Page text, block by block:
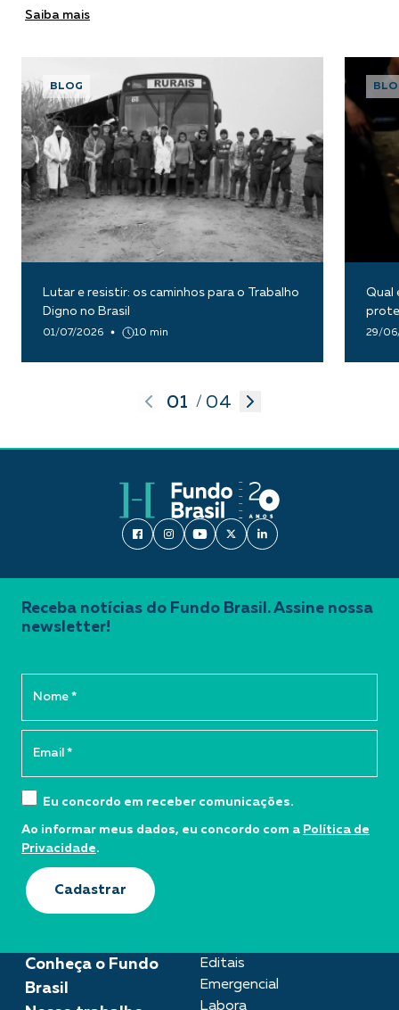
Saiba mais
BLOG
Lutar e resistir: os caminhos para o Trabalho
Digno no Brasil
01/07/2026 10 min
Qual
29/
01 / 04
Conheça o Fundo
Brasil
Editais
Emergencial
Labora
Receba notícias do Fundo Brasil. Assine nossa
newsletter!
Eu concordo em receber comunicações.
Ao informar meus dados, eu concordo com a Política de
Privacidade.
Cadastrar